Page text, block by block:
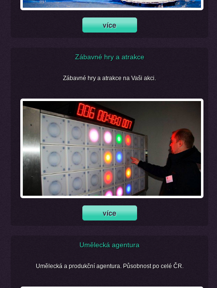
Zábavné hry a atrakce
Zábavné hry a atrakce na Vaši akci.
Umělecká agentura
Umělecká a produkční agentura. Působnost po celé ČR.